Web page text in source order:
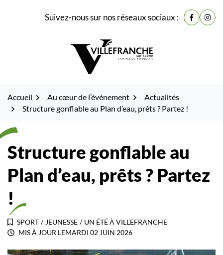
Suivez-nous sur nos réseaux sociaux : Lien vers
Lien
Accueil Au cœur de l’événement
Actualités
Structure gonflable au Plan d’eau, prêts ? Partez !
Structure gonflable au
Plan d’eau, prêts ? Partez
!
SPORT / JEUNESSE / UN ÉTÉ À VILLEFRANCHE
MIS À JOUR LEMARDI 02 JUIN 2026